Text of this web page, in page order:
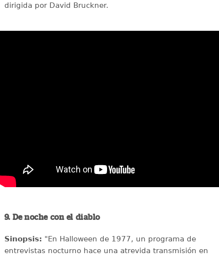
dirigida por David Bruckner.
9. De noche con el diablo
Sinopsis: "En Halloween de 1977, un programa de
entrevistas nocturno hace una atrevida transmisión en